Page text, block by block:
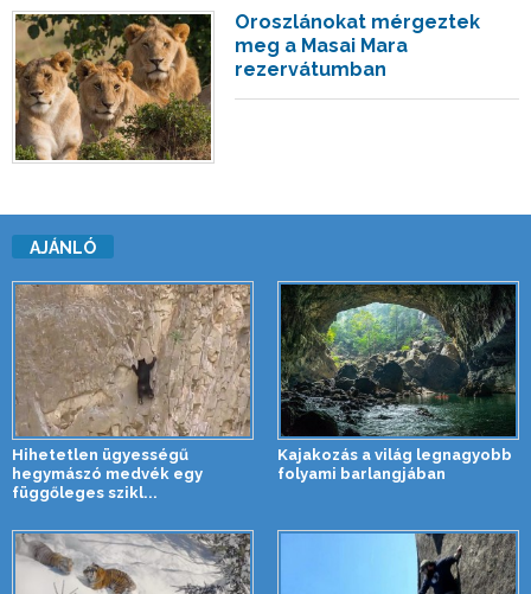
Oroszlánokat mérgeztek
meg a Masai Mara
rezervátumban
AJÁNLÓ
Hihetetlen ügyességű
hegymászó medvék egy
függőleges szikl...
Kajakozás a világ legnagyobb
folyami barlangjában